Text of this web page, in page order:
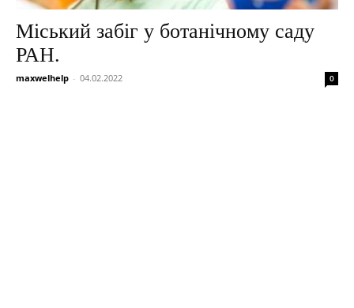
Міський забіг у ботанічному саду
РАН.
maxwelhelp - 04.02.2022 0